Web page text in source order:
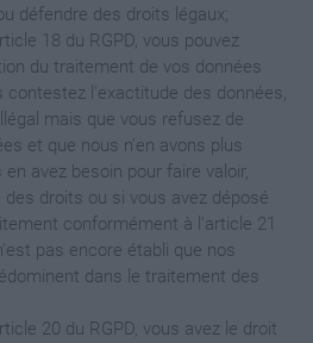
défendre des droits légaux;
18 du RGPD, vous pouvez
du traitement de vos données
contestez l'exactitude des données,
mais que vous refusez de
et que nous n'en avons plus
avez besoin pour faire valoir,
droits ou si vous avez déposé
conformément à l'article 21
pas encore établi que nos
dans le traitement des
20 du RGPD, vous avez le droit